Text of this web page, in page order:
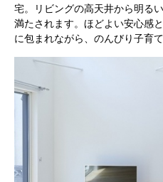
宅。リビングの高天井から明る
満たされます。ほどよい安心感
に包まれながら、のんびり子育